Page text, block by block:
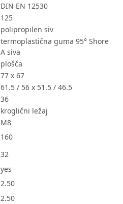
DIN EN 12530
125
polipropilen siv
termoplastična guma 95° Shore
A siva
plošča
77 x 67
61.5 / 56 x 51.5 / 46.5
36
kroglični ležaj
M8
160
32
yes
2.50
2.50